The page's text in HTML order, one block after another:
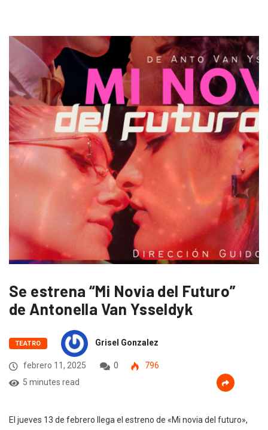
Se estrena “Mi Novia del Futuro”
de Antonella Van Ysseldyk
TEATRO Grisel Gonzalez
febrero 11, 2025 0
796
5 minutes read
El jueves 13 de febrero llega el estreno de «Mi novia del futuro»,